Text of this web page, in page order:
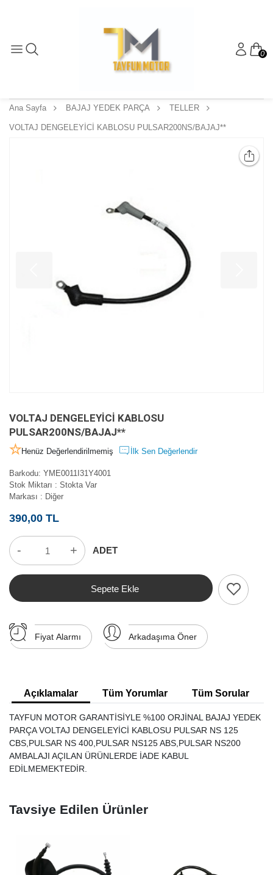
0
Ana Sayfa BAJAJ YEDEK PARÇA TELLER
VOLTAJ DENGELEYİCİ KABLOSU PULSAR200NS/BAJAJ**
VOLTAJ DENGELEYİCİ KABLOSU
PULSAR200NS/BAJAJ**
Henüz Değerlendirilmemiş İlk Sen Değerlendir
Barkodu: YME0011I31Y4001
Stok Miktarı : Stokta Var
Markası : Diğer
390,00 TL
- + ADET
Sepete Ekle
Fiyat Alarmı Arkadaşıma Öner
Açıklamalar Tüm Yorumlar Tüm Sorular
TAYFUN MOTOR GARANTİSİYLE %100 ORJİNAL BAJAJ YEDEK
PARÇA VOLTAJ DENGELEYİCİ KABLOSU PULSAR NS 125
CBS,PULSAR NS 400,PULSAR NS125 ABS,PULSAR NS200
AMBALAJI AÇILAN ÜRÜNLERDE İADE KABUL
EDİLMEMEKTEDİR.
Tavsiye Edilen Ürünler